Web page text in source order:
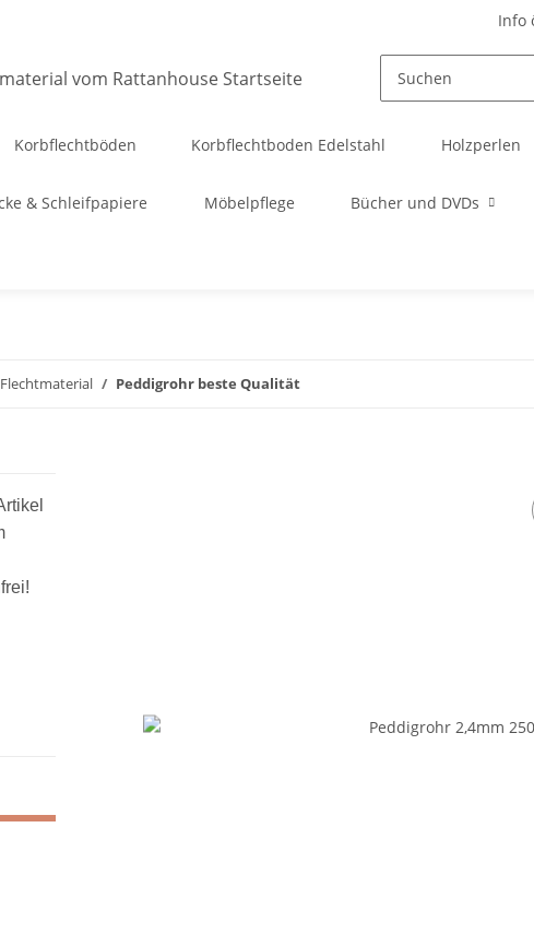
Info
Korbflechtböden Korbflechtboden Edelstahl Holzperlen
& Schleifpapiere Möbelpflege Bücher und DVDs
Flechtmaterial Peddigrohr beste Qualität